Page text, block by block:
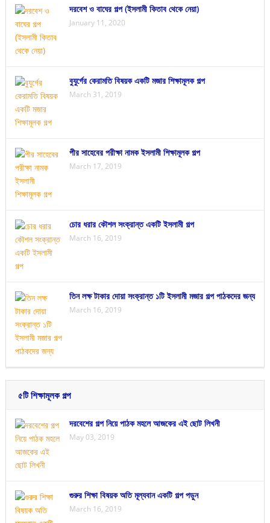
দরবেশ ও বাঘের গল্প (ইসলামী কিতাব থেকে নেয়া)
January 11, 2020
বুযুর্গের কেরামতি বিষয়ক একটি মজার শিক্ষামূলক গল্প
March 31, 2019
পীর সাহেবের পরীক্ষা নামক ইসলামী শিক্ষামূলক গল্প
March 17, 2019
চোর ধরার কৌশল সংক্রান্ত একটি ইসলামী গল্প
March 16, 2019
তিন লক্ষ টাকার দোয়া সংক্রান্ত ১টি ইসলামী মজার গল্প পাঠকদের জন্য
March 16, 2019
৫টি শিক্ষামূলক গল্প
দরবেশের গল্প নিয়ে পাঠক মহলে আজকের এই ছোট লিখনী
May 03, 2019
গুরুর শিক্ষা বিষয়ক অতি মূল্যবান একটি গল্প পড়ুন
March 16, 2019